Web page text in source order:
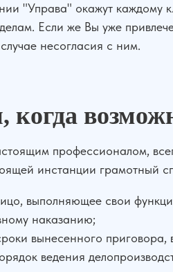
"Управа" окажут каждому
Если же Вы уже
несогласия с ним.
когда
профессионалом,
инстанции грамотный
выполняющее свои
наказанию;
вынесенного приговора,
ведения